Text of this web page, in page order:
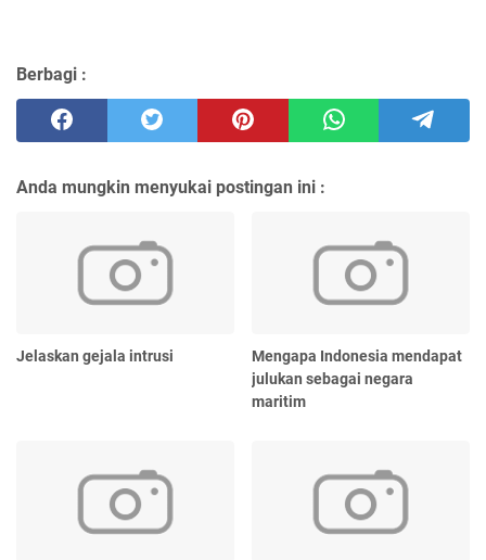
Berbagi :
Anda mungkin menyukai postingan ini :
Jelaskan gejala intrusi
Mengapa Indonesia mendapat
julukan sebagai negara
maritim